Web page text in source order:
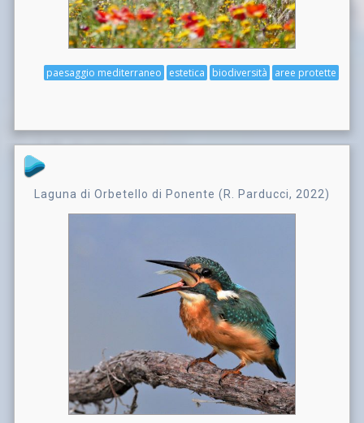
aree protette
biodiversità
estetica
paesaggio mediterraneo
Laguna di Orbetello di Ponente (R. Parducci, 2022)